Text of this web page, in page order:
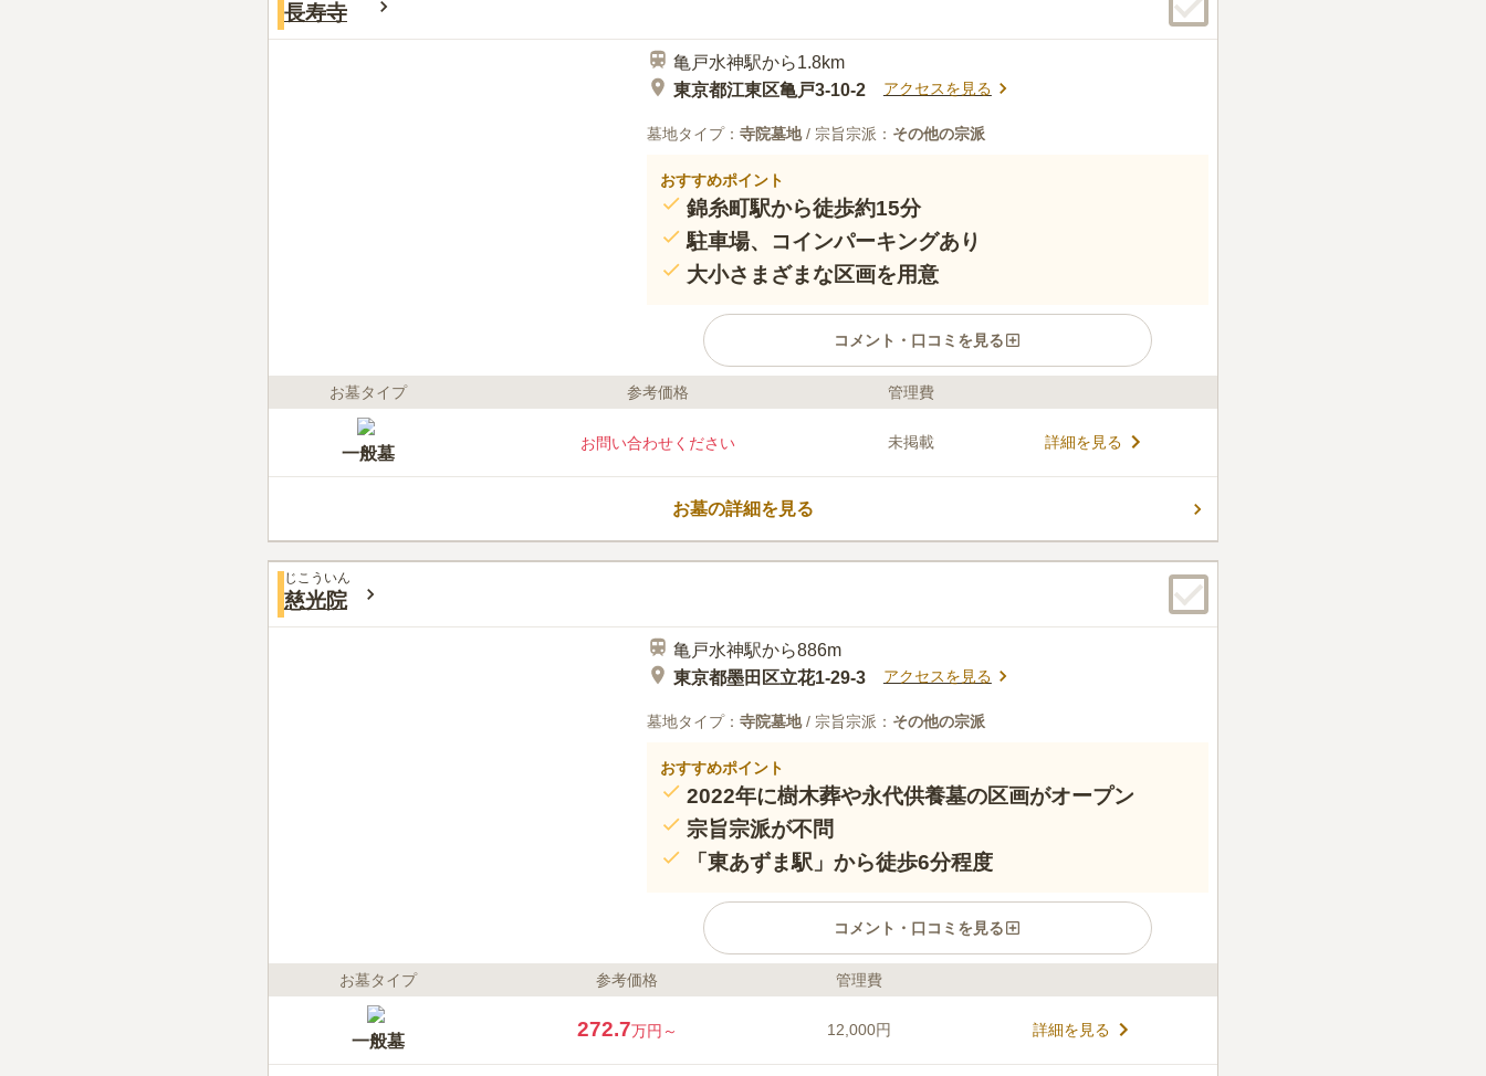
長寿寺
亀戸水神駅から1.8km
東京都江東区亀戸3-10-2
アクセスを見る
墓地タイプ： 寺院墓地/ 宗旨宗派： その他の宗派
おすすめポイント
錦糸町駅から徒歩約15分
駐車場、コインパーキングあり
大小さまざまな区画を用意
コメント・口コミを見る
ライフドット編集部のコメント
ばを横十間川が流れ、亀戸三丁目第二児童遊園（公園）に隣接して
いる、のんびりとした雰囲気の中にあります。墓地は本堂の裏側に
あり、一般墓は2尺半～6尺までの大きさが用意されています。最寄
りの「錦糸町駅」から徒歩圏内ですが駐車場も備えられており、近
くにいくつかコインパーキングもあります。
お墓タイプ 参考価格 管理費
一般墓
お問い合わせください 未掲載 詳細を見る
お墓の詳細を見る
じこういん
慈光院
亀戸水神駅から886m
東京都墨田区立花1-29-3
アクセスを見る
墓地タイプ： 寺院墓地/ 宗旨宗派： その他の宗派
おすすめポイント
2022年に樹木葬や永代供養墓の区画がオープン
宗旨宗派が不問
「東あずま駅」から徒歩6分程度
コメント・口コミを見る
ライフドット編集部のコメント
駅」の２駅からアクセスがよく、駐車場も完備しているため公共交
通機関・車でもお墓参りに行きやすいです。慈光院の歴史は長く、
お墓タイプ 参考価格 管理費
一般墓
272.7万円～ 12,000円 詳細を見る